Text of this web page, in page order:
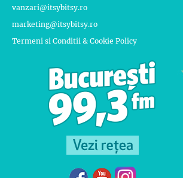
vanzari@itsybitsy.ro
marketing@itsybitsy.ro
Termeni si Conditii & Cookie Policy